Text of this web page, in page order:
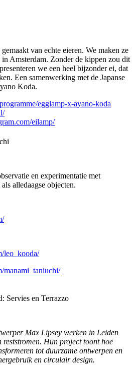
van echte eieren. We maken ze
Amsterdam. Zonder de kippen zou dit
we een heel bijzonder ei, dat
Een samenwerking met de Japanse
Koda.
programme/egglamp-x-ayano-koda
eilamp/
en experimentatie met
alledaagse objecten.
kooda/
manami_taniuchi/
Servies en Terrazzo
Max Lipsey werken in Leiden
reststromen. Hun project toont hoe
tot duurzame ontwerpen en
en circulair design.